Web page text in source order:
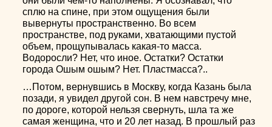
сплю на спине, при этом ощущения были
вывернуты пространственно. Во всем
пространстве, под руками, хватающими пустой
объем, прощупывалась какая-то масса.
Водоросли? Нет, что иное. Остатки? Остатки
города Ошым ошым? Нет. Пластмасса?..
…Потом, вернувшись в Москву, когда Казань была
позади, я увидел другой сон. В нем навстречу мне,
по дороге, которой нельзя свернуть, шла та же
самая женщина, что и 20 лет назад. В прошлый раз